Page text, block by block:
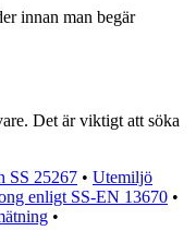
innan man begär
Det är viktigt att söka
SS 25267 • Utemiljö
enligt SS-EN 13670 •
•